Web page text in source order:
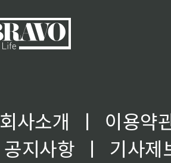
회사소개 ㅣ
이용약
공지사항
ㅣ
기사제